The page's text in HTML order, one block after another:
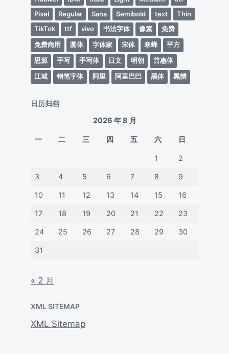
Pixel
Regular Sans Semibold text
Thin
TikTok
ttf vivo 书法字体 像素
免费
免费商用
圆体 字体家 宋体 寒蝉
平方
思源
手写 手写体 日文 明朝
普惠体
江城
钢笔字体 阿里 阿里巴巴 黑体 黑體
日历归档
2026 年 8 月
一 二 三 四 五 六 日
1 2
3 4 5 6 7 8 9
10 11 12 13 14 15 16
17 18 19 20 21 22 23
24 25 26 27 28 29 30
31
« 2 月
XML SITEMAP
XML Sitemap